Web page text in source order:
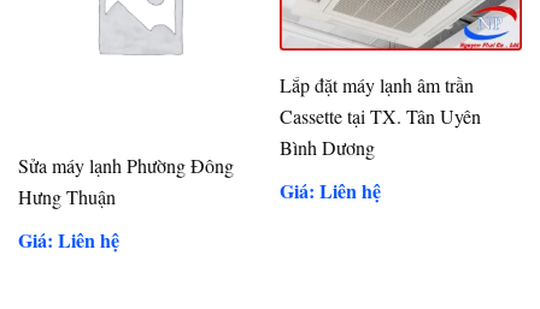
Sửa máy lạnh Phường Đông
Hưng Thuận
Giá: Liên hệ
Lắp đặt máy lạnh âm trần
Cassette tại TX. Tân Uyên
Bình Dương
Giá: Liên hệ